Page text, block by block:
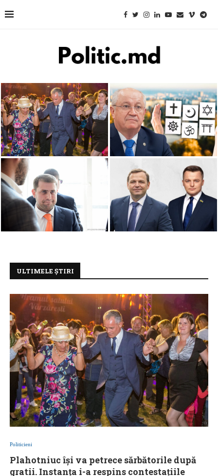
Plahotniuc își va petrece
sărbătorile după gratii.
Instanța i-a respins
contestațiile
Alexandru Munteanu, după
întâlnirile cu mitropoliții:
Nu sunt foarte credincios
Ilan Șor anunță că își închide
proiectele sociale din
Moldova
Deputatul ucrainean Gordei
Belov: „Îl susțin pe Andrei
Năstase pentru Parlament”
ULTIMELE ȘTIRI
Politicieni
Plahotniuc își va petrece sărbătorile după
gratii. Instanța i-a respins contestațiile